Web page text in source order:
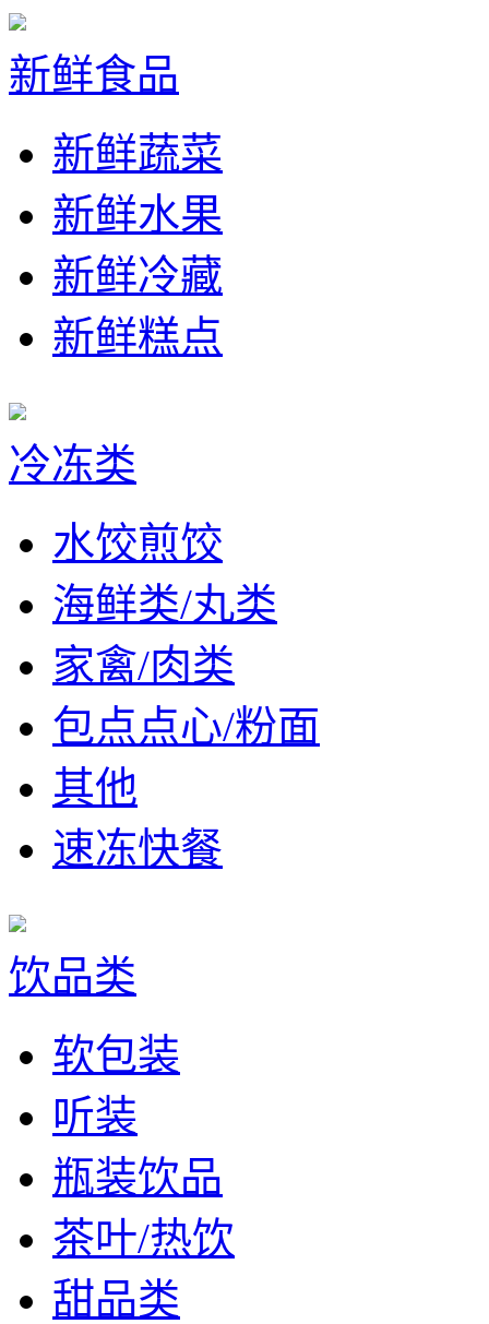
新鲜食品
新鲜蔬菜
新鲜水果
新鲜冷藏
新鲜糕点
冷冻类
水饺煎饺
海鲜类/丸类
家禽/肉类
包点点心/粉面
其他
速冻快餐
饮品类
软包装
听装
瓶装饮品
茶叶/热饮
甜品类